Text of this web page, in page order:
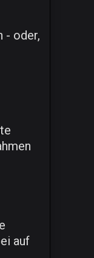
- oder,
auf